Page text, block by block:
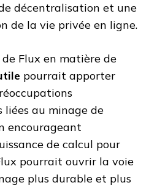
décentralisation et une
de la vie privée en ligne.
de Flux en matière de
pourrait apporter
liées au minage de
encourageant
de calcul pour
pourrait ouvrir la voie
plus durable et plus